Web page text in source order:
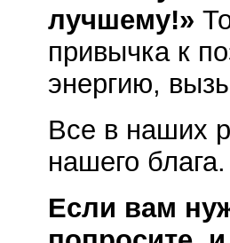
лучшему!»
привычка к
энергию,
Все в наших
нашего
Если вам